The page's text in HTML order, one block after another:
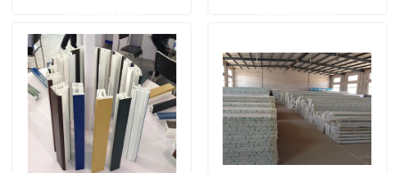
Permintaan Penawaran
Profil Pintu UPVC
Profil Jendela UPVC